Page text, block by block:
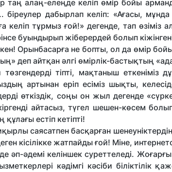
таң алаң-елеңде келіп өмір бойы
біреулер дабырлап келіп: «Ағасы,
тұрмыз ғой!» дегенде, тап өзіміз
буындырып жіберердей болып
Орынбасарға не бопты, ол да өмір
деп айтқан әлгі өмірлік-бастықтың
тіпті, мақтаныш
артынан еріп есіміз шықты,
өткіздік, соңы он жыл дегенде
кіргенді айтасыз, түгел шешен-көсем
құлағы естіп кетіпті!
саясатпен басқарған
кісілікке жатпайды ғой! Міне,
әп-әдемі келіншек суреттеледі.
кәдімгі кәсіби біліктілік